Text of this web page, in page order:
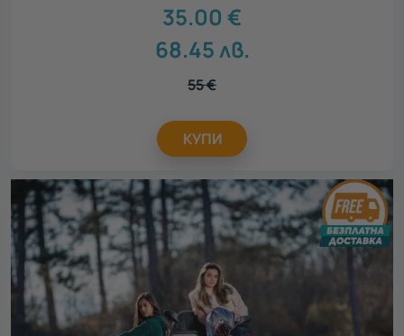
35.00 €
68.45лв.
55€
КУПИ